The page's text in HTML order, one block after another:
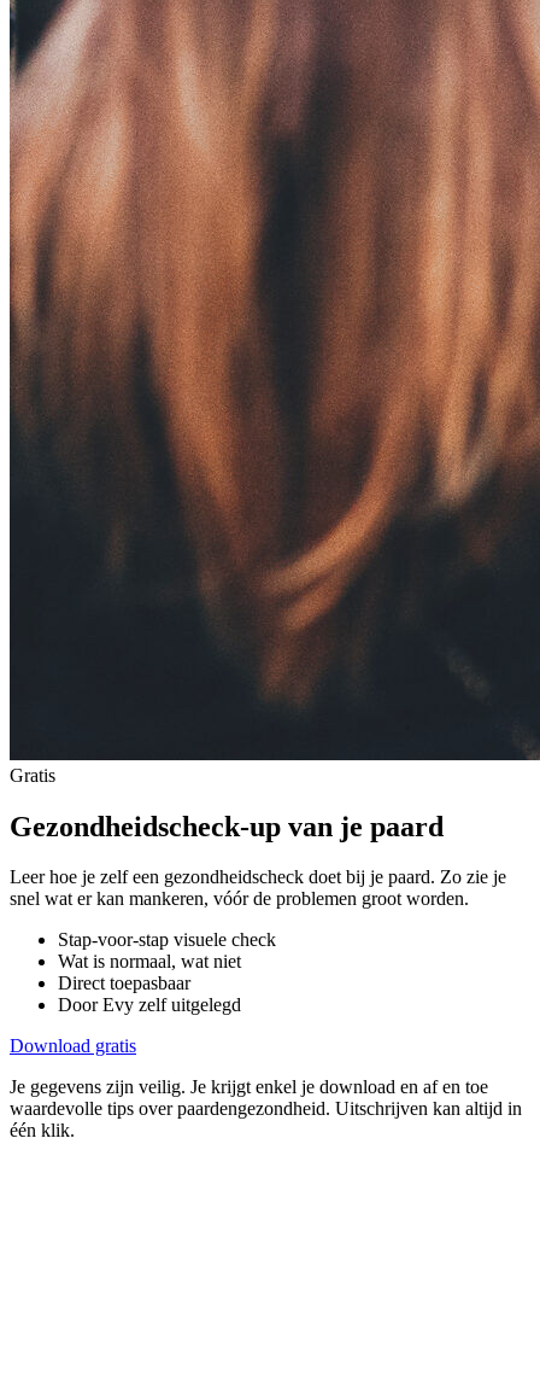
Gratis
Gezondheidscheck-up van je paard
Leer hoe je zelf een gezondheidscheck doet bij je paard. Zo zie je
snel wat er kan mankeren, vóór de problemen groot worden.
Stap-voor-stap visuele check
Wat is normaal, wat niet
Direct toepasbaar
Door Evy zelf uitgelegd
Download gratis
Je gegevens zijn veilig. Je krijgt enkel je download en af en toe
waardevolle tips over paardengezondheid. Uitschrijven kan altijd in
één klik.